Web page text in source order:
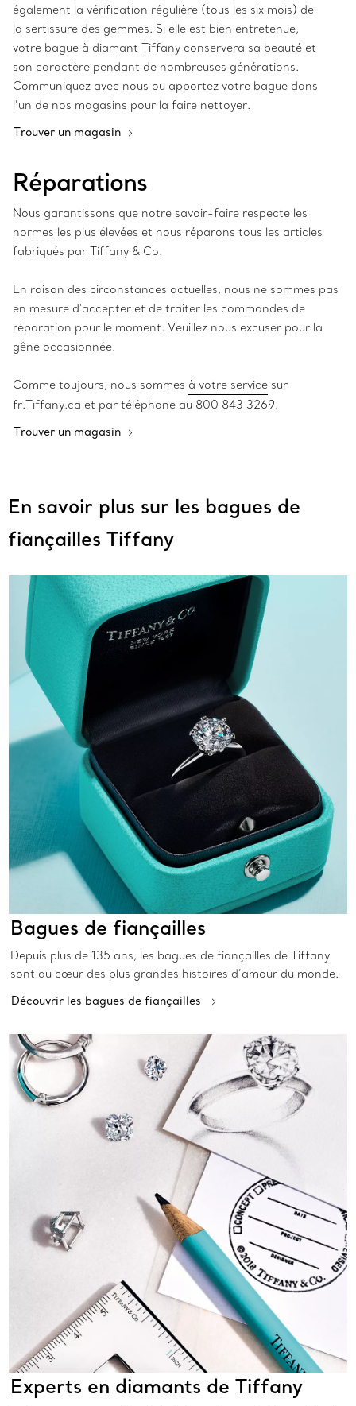
également la vérification régulière (tous les six mois) de
la sertissure des gemmes. Si elle est bien entretenue,
votre bague à diamant Tiffany conservera sa beauté et
son caractère pendant de nombreuses générations.
Communiquez avec nous ou apportez votre bague dans
l’un de nos magasins pour la faire nettoyer.
Trouver un magasin
Réparations
Nous garantissons que notre savoir-faire respecte les
normes les plus élevées et nous réparons tous les articles
fabriqués par Tiffany & Co.
En raison des circonstances actuelles, nous ne sommes pas
en mesure d'accepter et de traiter les commandes de
réparation pour le moment. Veuillez nous excuser pour la
gêne occasionnée.
Comme toujours, nous sommes à votre service sur
fr.Tiffany.ca et par téléphone au 800 843 3269.
Trouver un magasin
En savoir plus sur les bagues de
fiançailles Tiffany
Bagues de fiançailles
Depuis plus de 135 ans, les bagues de fiançailles de Tiffany
sont au cœur des plus grandes histoires d’amour du monde.
Découvrir les bagues de fiançailles
Experts en diamants de Tiffany